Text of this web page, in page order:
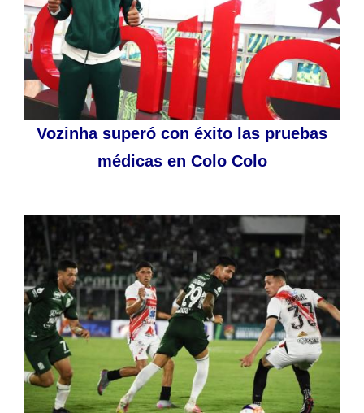
Vozinha superó con éxito las pruebas
médicas en Colo Colo